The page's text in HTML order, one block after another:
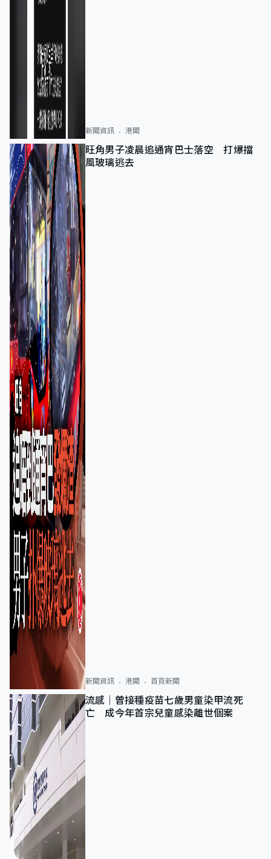
新聞資訊 港聞
旺角男子凌晨追通宵巴士落空 打爆擋
風玻璃逃去
新聞資訊 港聞 首頁新聞
流感｜曾接種疫苗七歲男童染甲流死
亡 成今年首宗兒童感染離世個案